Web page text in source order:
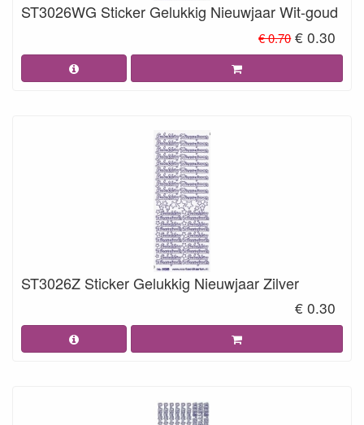
ST3026WG Sticker Gelukkig Nieuwjaar Wit-goud
€ 0.70 € 0.30
ST3026Z Sticker Gelukkig Nieuwjaar Zilver
€ 0.30